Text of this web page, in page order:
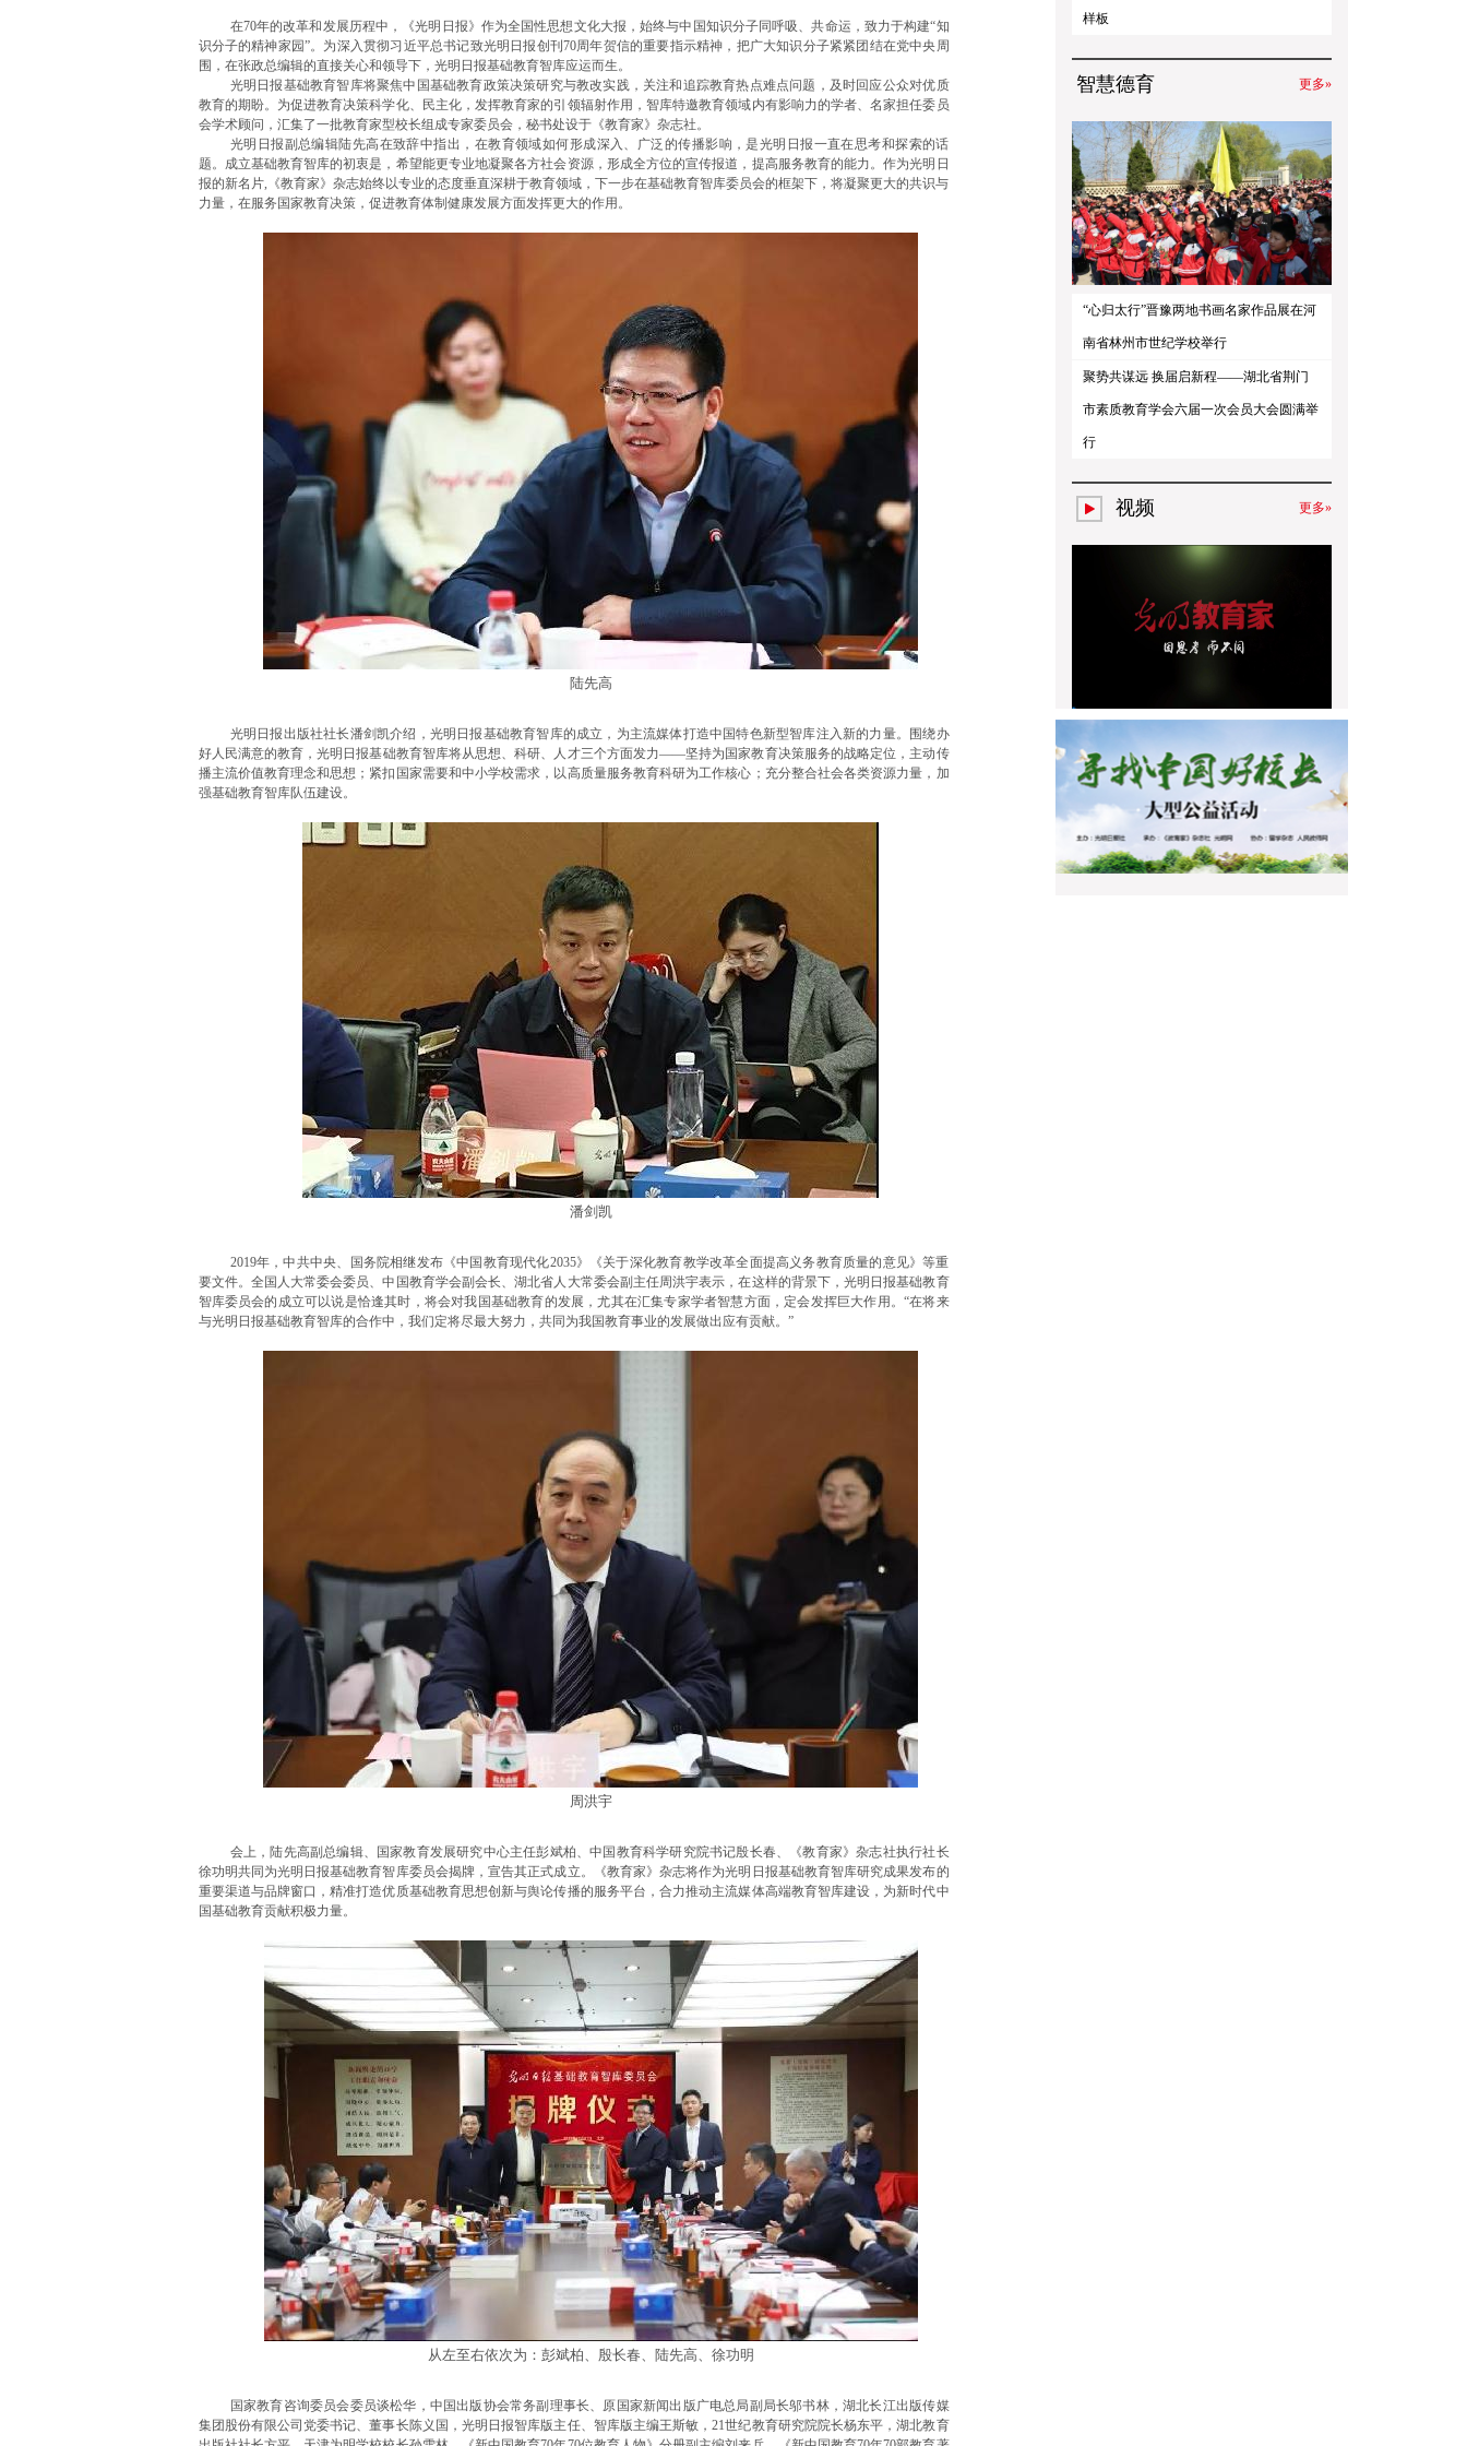
在70年的改革和发展历程中，《光明日报》作为全国性思想文化大报，始终与中国知识分子同呼吸、共命运，致力于构建“知
识分子的精神家园”。为深入贯彻习近平总书记致光明日报创刊70周年贺信的重要指示精神，把广大知识分子紧紧团结在党中央周
围，在张政总编辑的直接关心和领导下，光明日报基础教育智库应运而生。
光明日报基础教育智库将聚焦中国基础教育政策决策研究与教改实践，关注和追踪教育热点难点问题，及时回应公众对优质
教育的期盼。为促进教育决策科学化、民主化，发挥教育家的引领辐射作用，智库特邀教育领域内有影响力的学者、名家担任委员
会学术顾问，汇集了一批教育家型校长组成专家委员会，秘书处设于《教育家》杂志社。
光明日报副总编辑陆先高在致辞中指出，在教育领域如何形成深入、广泛的传播影响，是光明日报一直在思考和探索的话
题。成立基础教育智库的初衷是，希望能更专业地凝聚各方社会资源，形成全方位的宣传报道，提高服务教育的能力。作为光明日
报的新名片,《教育家》杂志始终以专业的态度垂直深耕于教育领域，下一步在基础教育智库委员会的框架下，将凝聚更大的共识与
力量，在服务国家教育决策，促进教育体制健康发展方面发挥更大的作用。
陆先高
光明日报出版社社长潘剑凯介绍，光明日报基础教育智库的成立，为主流媒体打造中国特色新型智库注入新的力量。围绕办
好人民满意的教育，光明日报基础教育智库将从思想、科研、人才三个方面发力——坚持为国家教育决策服务的战略定位，主动传
播主流价值教育理念和思想；紧扣国家需要和中小学校需求，以高质量服务教育科研为工作核心；充分整合社会各类资源力量，加
强基础教育智库队伍建设。
潘剑凯
2019年，中共中央、国务院相继发布《中国教育现代化2035》《关于深化教育教学改革全面提高义务教育质量的意见》等重
要文件。全国人大常委会委员、中国教育学会副会长、湖北省人大常委会副主任周洪宇表示，在这样的背景下，光明日报基础教育
智库委员会的成立可以说是恰逢其时，将会对我国基础教育的发展，尤其在汇集专家学者智慧方面，定会发挥巨大作用。“在将来
与光明日报基础教育智库的合作中，我们定将尽最大努力，共同为我国教育事业的发展做出应有贡献。”
周洪宇
会上，陆先高副总编辑、国家教育发展研究中心主任彭斌柏、中国教育科学研究院书记殷长春、《教育家》杂志社执行社长
徐功明共同为光明日报基础教育智库委员会揭牌，宣告其正式成立。《教育家》杂志将作为光明日报基础教育智库研究成果发布的
重要渠道与品牌窗口，精准打造优质基础教育思想创新与舆论传播的服务平台，合力推动主流媒体高端教育智库建设，为新时代中
国基础教育贡献积极力量。
从左至右依次为：彭斌柏、殷长春、陆先高、徐功明
国家教育咨询委员会委员谈松华，中国出版协会常务副理事长、原国家新闻出版广电总局副局长邬书林，湖北长江出版传媒
集团股份有限公司党委书记、董事长陈义国，光明日报智库版主任、智库版主编王斯敏，21世纪教育研究院院长杨东平，湖北教育
样板
智慧德育 更多»
“心归太行”晋豫两地书画名家作品展在河
南省林州市世纪学校举行
聚势共谋远 换届启新程——湖北省荆门
市素质教育学会六届一次会员大会圆满举
行
视频 更多»